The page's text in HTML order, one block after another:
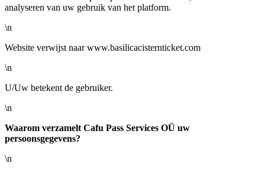
analyseren van uw gebruik van het platform.
\n
Website verwijst naar www.basilicacisternticket.com
\n
U/Uw betekent de gebruiker.
\n
Waarom verzamelt Cafu Pass Services OÜ uw
persoonsgegevens?
\n